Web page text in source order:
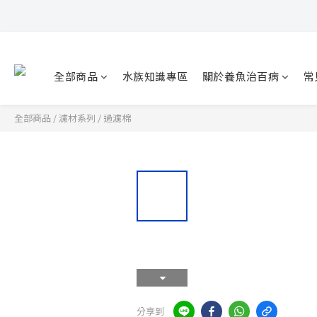
全部商品 水族知識專區 關於養魚治百病
全部商品 /濾材系列 / 過濾棉
分享到